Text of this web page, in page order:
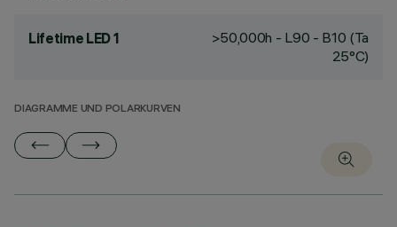
Lifetime LED 1
>50,000h - L90 - B10 (Ta
25°C)
DIAGRAMME UND POLARKURVEN